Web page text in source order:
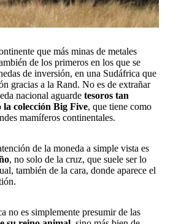
que más minas de metales
de los primeros en los que se
de inversión, en una Sudáfrica que
gracias a la Rand. No es de extrañar
nacional aguarde tesoros tan
la colección Big Five, que tiene como
mamíferos continentales.
de la moneda a simple vista es
, no solo de la cruz, que suele ser lo
también de la cara, donde aparece el
no es simplemente presumir de las